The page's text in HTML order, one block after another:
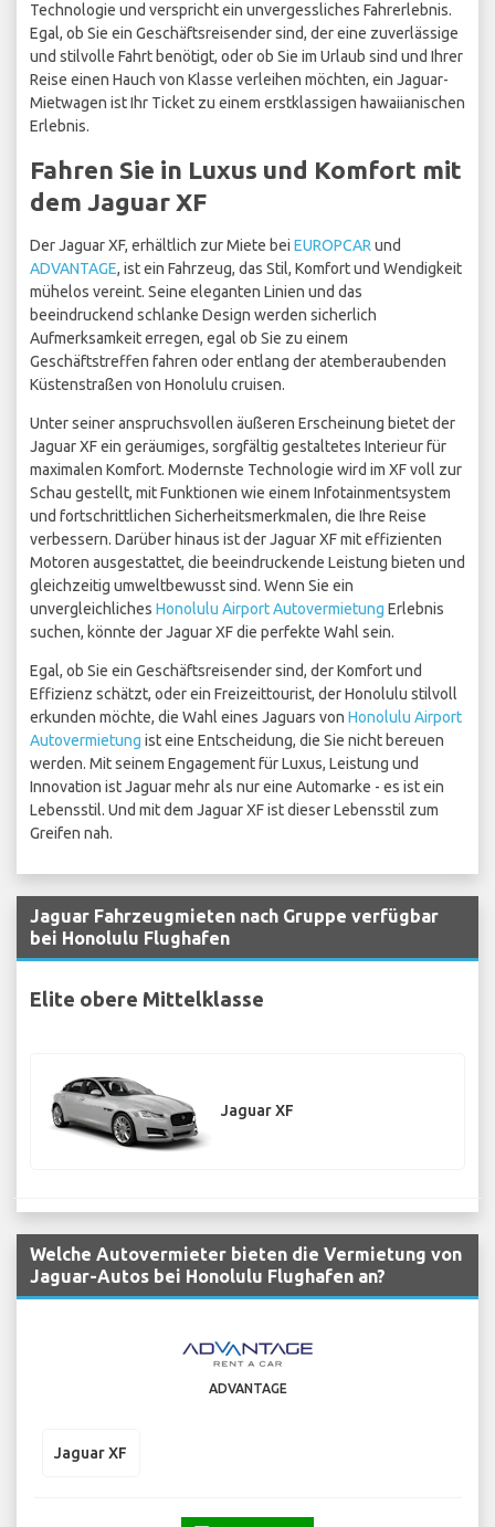
Technologie und verspricht ein unvergessliches Fahrerlebnis.
Egal, ob Sie ein Geschäftsreisender sind, der eine zuverlässige
und stilvolle Fahrt benötigt, oder ob Sie im Urlaub sind und Ihrer
Reise einen Hauch von Klasse verleihen möchten, ein Jaguar-
Mietwagen ist Ihr Ticket zu einem erstklassigen hawaiianischen
Erlebnis.
Fahren Sie in Luxus und Komfort mit
dem Jaguar XF
Der Jaguar XF, erhältlich zur Miete bei EUROPCAR und
ADVANTAGE, ist ein Fahrzeug, das Stil, Komfort und Wendigkeit
mühelos vereint. Seine eleganten Linien und das
beeindruckend schlanke Design werden sicherlich
Aufmerksamkeit erregen, egal ob Sie zu einem
Geschäftstreffen fahren oder entlang der atemberaubenden
Küstenstraßen von Honolulu cruisen.
Unter seiner anspruchsvollen äußeren Erscheinung bietet der
Jaguar XF ein geräumiges, sorgfältig gestaltetes Interieur für
maximalen Komfort. Modernste Technologie wird im XF voll zur
Schau gestellt, mit Funktionen wie einem Infotainmentsystem
und fortschrittlichen Sicherheitsmerkmalen, die Ihre Reise
verbessern. Darüber hinaus ist der Jaguar XF mit effizienten
Motoren ausgestattet, die beeindruckende Leistung bieten und
gleichzeitig umweltbewusst sind. Wenn Sie ein
unvergleichliches Honolulu Airport Autovermietung Erlebnis
suchen, könnte der Jaguar XF die perfekte Wahl sein.
Egal, ob Sie ein Geschäftsreisender sind, der Komfort und
Effizienz schätzt, oder ein Freizeittourist, der Honolulu stilvoll
erkunden möchte, die Wahl eines Jaguars von Honolulu Airport
Autovermietung ist eine Entscheidung, die Sie nicht bereuen
werden. Mit seinem Engagement für Luxus, Leistung und
Innovation ist Jaguar mehr als nur eine Automarke - es ist ein
Lebensstil. Und mit dem Jaguar XF ist dieser Lebensstil zum
Greifen nah.
Jaguar Fahrzeugmieten nach Gruppe verfügbar
bei Honolulu Flughafen
Elite obere Mittelklasse
Jaguar XF
Welche Autovermieter bieten die Vermietung von
Jaguar-Autos bei Honolulu Flughafen an?
ADVANTAGE
Jaguar XF